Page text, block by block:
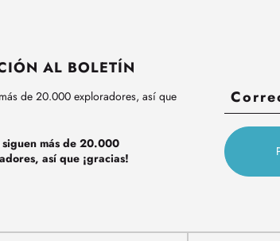
AL BOLETÍN
de 20.000 exploradores, así que
siguen más de 20.000
así que ¡gracias!